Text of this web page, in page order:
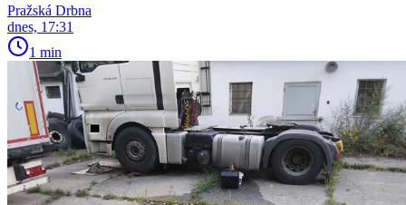
Pražská Drbna
dnes, 17:31
1 min